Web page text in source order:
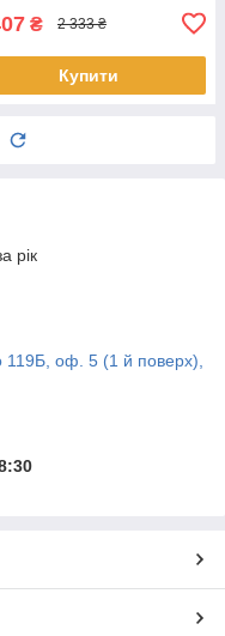
₴ 2 333 ₴
Купити
рік
119Б, оф. 5 (1 й поверх),